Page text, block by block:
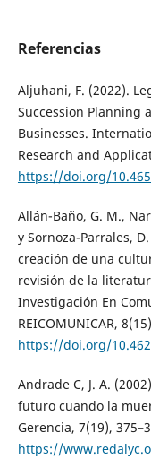
Referencias
Aljuhani, F. (2022).
Succession Planning
Businesses.
Research and
https://doi.org/
Allán-Baño, G. M.,
y Sornoza-Parrales,
creación de una
revisión de la
Investigación En
REICOMUNICAR,
https://doi.org/
Andrade C, J. A.
futuro cuando la
Gerencia, 7(19),
https://